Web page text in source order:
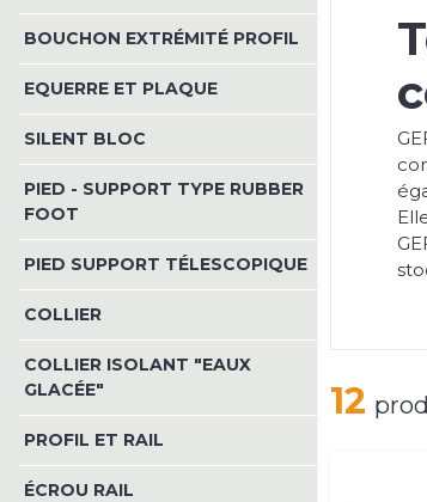
BOUCHON EXTRÉMITÉ PROFIL
EQUERRE ET PLAQUE
SILENT BLOC
PIED - SUPPORT TYPE RUBBER
FOOT
PIED SUPPORT TÉLESCOPIQUE
COLLIER
COLLIER ISOLANT "EAUX
GLACÉE"
PROFIL ET RAIL
ÉCROU RAIL
12